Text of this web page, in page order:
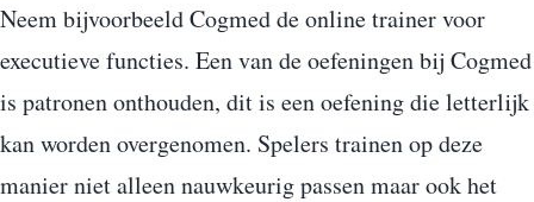
Neem bijvoorbeeld Cogmed de online trainer voor
executieve functies. Een van de oefeningen bij Cogmed
is patronen onthouden, dit is een oefening die letterlijk
kan worden overgenomen. Spelers trainen op deze
manier niet alleen nauwkeurig passen maar ook het